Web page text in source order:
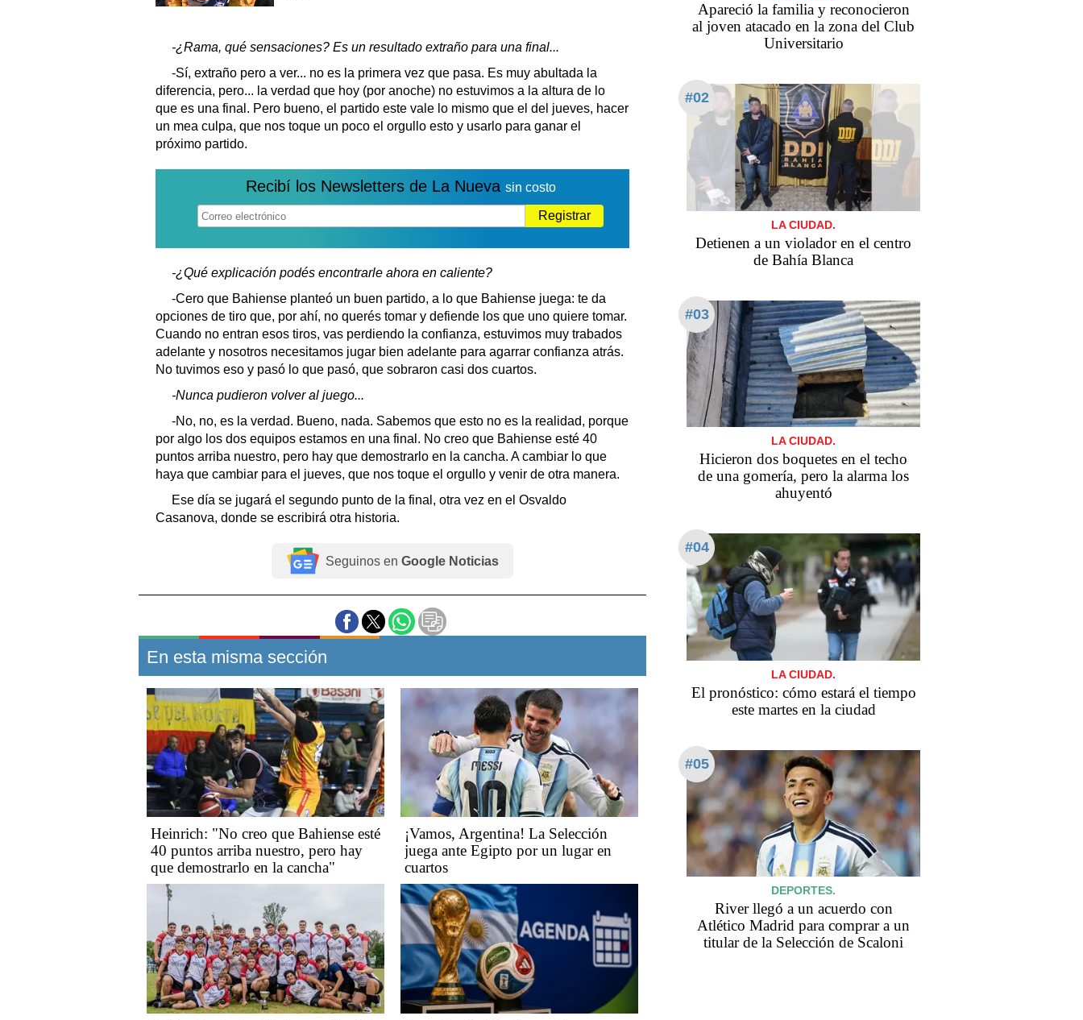
-¿Rama, qué sensaciones? Es un resultado extraño para una final...
-Sí, extraño pero a ver... no es la primera vez que pasa. Es muy abultada la
diferencia, pero... la verdad que hoy (por anoche) no estuvimos a la altura de lo
que es una final. Pero bueno, el partido este vale lo mismo que el del jueves, hacer
un mea culpa, que nos toque un poco el orgullo esto y usarlo para ganar el
próximo partido.
Recibí los Newsletters de La Nueva sin costo
Registrar
-¿Qué explicación podés encontrarle ahora en caliente?
-Cero que Bahiense planteó un buen partido, a lo que Bahiense juega: te da
opciones de tiro que, por ahí, no querés tomar y defiende los que uno quiere tomar.
Cuando no entran esos tiros, vas perdiendo la confianza, estuvimos muy trabados
adelante y nosotros necesitamos jugar bien adelante para agarrar confianza atrás.
No tuvimos eso y pasó lo que pasó, que sobraron casi dos cuartos.
-Nunca pudieron volver al juego...
-No, no, es la verdad. Bueno, nada. Sabemos que esto no es la realidad, porque
por algo los dos equipos estamos en una final. No creo que Bahiense esté 40
puntos arriba nuestro, pero hay que demostrarlo en la cancha. A cambiar lo que
haya que cambiar para el jueves, que nos toque el orgullo y venir de otra manera.
Ese día se jugará el segundo punto de la final, otra vez en el Osvaldo
Casanova, donde se escribirá otra historia.
Seguinos en Google Noticias
En esta misma sección
Heinrich: "No creo que Bahiense esté
40 puntos arriba nuestro, pero hay
que demostrarlo en la cancha"
¡Vamos, Argentina! La Selección
juega ante Egipto por un lugar en
cuartos
Apareció la familia y reconocieron
al joven atacado en la zona del Club
Universitario
#02
LA CIUDAD.
Detienen a un violador en el centro
de Bahía Blanca
#03
LA CIUDAD.
Hicieron dos boquetes en el techo
de una gomería, pero la alarma los
ahuyentó
#04
LA CIUDAD.
El pronóstico: cómo estará el tiempo
este martes en la ciudad
#05
DEPORTES.
River llegó a un acuerdo con
Atlético Madrid para comprar a un
titular de la Selección de Scaloni